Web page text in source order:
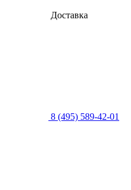
Доставка
8 (495) 589-42-01